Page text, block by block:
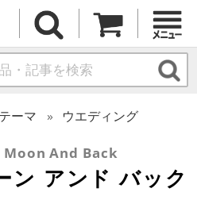
テーマ ウエディング
Moon And Back
ン アンド バック